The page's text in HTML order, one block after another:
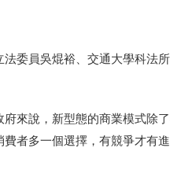
委員吳焜裕、交通大學科法
來說，新型態的商業模式除
者多一個選擇，有競爭才有進